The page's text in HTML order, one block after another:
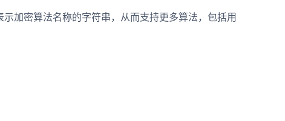
示加密算法名称的字符串，从而支持更多算法，包括用